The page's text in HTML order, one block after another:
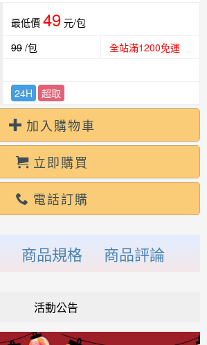
最低價 49 元/包
99 /包
全站滿1200免運
24H 超取
加入購物車
立即購買
電話訂購
商品規格 商品評論
活動公告